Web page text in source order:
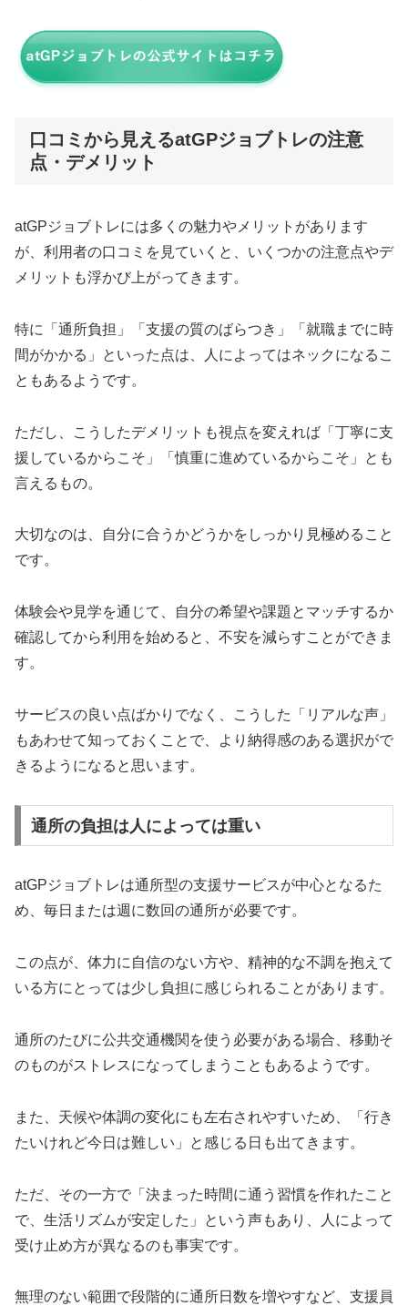
口コミから見えるatGPジョブトレの注意
点・デメリット
atGPジョブトレには多くの魅力やメリットがあります
が、利用者の口コミを見ていくと、いくつかの注意点やデ
メリットも浮かび上がってきます。
特に「通所負担」「支援の質のばらつき」「就職までに時
間がかかる」といった点は、人によってはネックになるこ
ともあるようです。
ただし、こうしたデメリットも視点を変えれば「丁寧に支
援しているからこそ」「慎重に進めているからこそ」とも
言えるもの。
大切なのは、自分に合うかどうかをしっかり見極めること
です。
体験会や見学を通じて、自分の希望や課題とマッチするか
確認してから利用を始めると、不安を減らすことができま
す。
サービスの良い点ばかりでなく、こうした「リアルな声」
もあわせて知っておくことで、より納得感のある選択がで
きるようになると思います。
通所の負担は人によっては重い
atGPジョブトレは通所型の支援サービスが中心となるた
め、毎日または週に数回の通所が必要です。
この点が、体力に自信のない方や、精神的な不調を抱えて
いる方にとっては少し負担に感じられることがあります。
通所のたびに公共交通機関を使う必要がある場合、移動そ
のものがストレスになってしまうこともあるようです。
また、天候や体調の変化にも左右されやすいため、「行き
たいけれど今日は難しい」と感じる日も出てきます。
ただ、その一方で「決まった時間に通う習慣を作れたこと
で、生活リズムが安定した」という声もあり、人によって
受け止め方が異なるのも事実です。
無理のない範囲で段階的に通所日数を増やすなど、支援員